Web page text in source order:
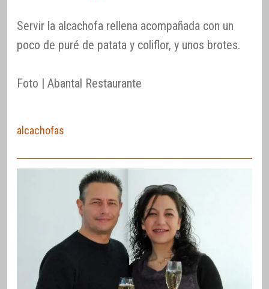
Servir la alcachofa rellena acompañada con un
poco de puré de patata y coliflor, y unos brotes.
Foto | Abantal Restaurante
alcachofas